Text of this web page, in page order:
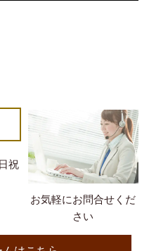
お気軽にお問合せくだ
さい
祝